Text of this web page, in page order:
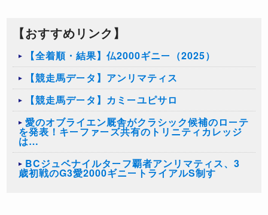
【おすすめリンク】
【全着順・結果】仏2000ギニー（2025）
【競走馬データ】アンリマティス
【競走馬データ】カミーユピサロ
愛のオブライエン厩舎がクラシック候補のローテ
を発表！キーファーズ共有のトリニティカレッジ
は…
BCジュベナイルターフ覇者アンリマティス、3
歳初戦のG3愛2000ギニートライアルS制す